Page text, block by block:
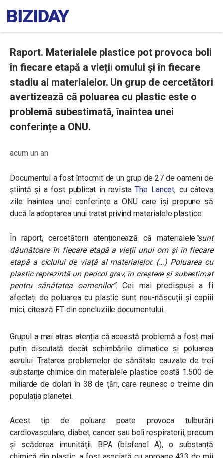
Raport. Materialele plastice pot provoca boli
în fiecare etapă a vieții omului și în fiecare
stadiu al materialelor. Un grup de cercetători
avertizează că poluarea cu plastic este o
problemă subestimată, înaintea unei
conferințe a ONU.
acum un an
Documentul a fost întocmit de un grup de 27 de oameni de
știință și a fost publicat în revistaThe Lancet, cu câteva
zile înaintea unei conferințe a ONU care își propune să
ducă la adoptarea unui tratat privind materialele plastice.
În raport, cercetătorii atenționează că materialele“sunt
dăunătoare în fiecare etapă a vieții unui om și în fiecare
etapă a ciclului de viață al materialelor. (…) Poluarea cu
plastic reprezintă un pericol grav, în creștere și subestimat
pentru sănătatea oamenilor”.Cei mai predispuși a fi
afectați de poluarea cu plastic sunt nou-născuții și copiii
mici, citează FT din concluziile documentului.
Grupul a mai atras atenția că această problemă a fost mai
puțin discutată decât schimbările climatice și poluarea
aerului. Tratarea problemelor de sănătate cauzate de trei
substanțe chimice din materialele plastice costă 1.500 de
miliarde de dolari în 38 de țări, care reunesc o treime din
populația planetei.
Acest tip de poluare poate provoca tulburări
cardiovasculare, diabet, cancer sau boli respiratorii, precum
și scăderea imunității. BPA (bisfenol A), o substanță